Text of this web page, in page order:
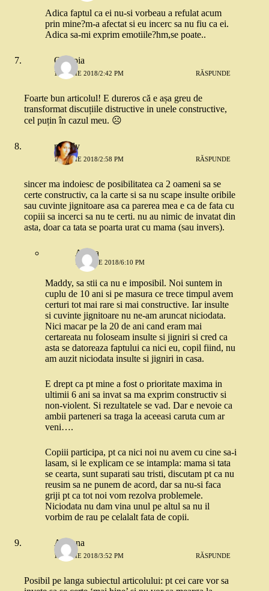
Adica faptul ca ei nu-si vorbeau a refulat acum
prin mine?m-a afectat si eu incerc sa nu fiu ca ei.
Adica sa-mi exprim emotiile?hm,se poate..
Olimpia
18 IUNIE 2018/2:42 PM RĂSPUNDE
Foarte bun articolul! E dureros că e așa greu de
transformat discuțiile distructive in unele constructive,
cel puțin în cazul meu. ☹️
maddy
18 IUNIE 2018/2:58 PM RĂSPUNDE
sincer ma indoiesc de posibilitatea ca 2 oameni sa se
certe constructiv, ca la carte si sa nu scape insulte oribile
sau cuvinte jignitoare asa ca parerea mea e ca de fata cu
copiii sa incerci sa nu te certi. nu au nimic de invatat din
asta, doar ca tata se poarta urat cu mama (sau invers).
Andra
18 IUNIE 2018/6:10 PM
Maddy, sa stii ca nu e imposibil. Noi suntem in
cuplu de 10 ani si pe masura ce trece timpul avem
certuri tot mai rare si mai constructive. Iar insulte
si cuvinte jignitoare nu ne-am aruncat niciodata.
Nici macar pe la 20 de ani cand eram mai
certareata nu foloseam insulte si jigniri si cred ca
asta se datoreaza faptului ca nici eu, copil fiind, nu
am auzit niciodata insulte si jigniri in casa.
E drept ca pt mine a fost o prioritate maxima in
ultimii 6 ani sa invat sa ma exprim constructiv si
non-violent. Si rezultatele se vad. Dar e nevoie ca
ambii parteneri sa traga la aceeasi caruta cum ar
veni….
Copiii participa, pt ca nici noi nu avem cu cine sa-i
lasam, si le explicam ce se intampla: mama si tata
se cearta, sunt suparati sau tristi, discutam pt ca nu
reusim sa ne punem de acord, dar sa nu-si faca
griji pt ca tot noi vom rezolva problemele.
Niciodata nu dam vina unul pe altul sa nu il
vorbim de rau pe celalalt fata de copii.
Adriana
18 IUNIE 2018/3:52 PM RĂSPUNDE
Posibil pe langa subiectul articolului: pt cei care vor sa